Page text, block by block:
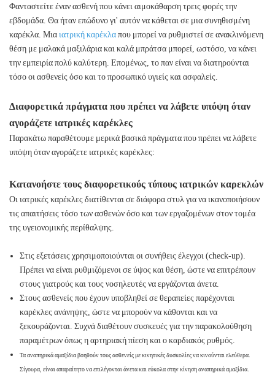
Φανταστείτε έναν ασθενή που κάνει αιμοκάθαρση τρεις φορές την
εβδομάδα. Θα ήταν επώδυνο γι' αυτόν να κάθεται σε μια συνηθισμένη
καρέκλα. Μιαιατρική καρέκλαπου μπορεί να ρυθμιστεί σε ανακλινόμενη
θέση με μαλακά μαξιλάρια και καλά μπράτσα μπορεί, ωστόσο, να κάνει
την εμπειρία πολύ καλύτερη. Επομένως, το παν είναι να διατηρούνται
τόσο οι ασθενείς όσο και το προσωπικό υγιείς και ασφαλείς.
Διαφορετικά πράγματα που πρέπει να λάβετε υπόψη όταν
αγοράζετε ιατρικές καρέκλες
Παρακάτω παραθέτουμε μερικά βασικά πράγματα που πρέπει να λάβετε
υπόψη όταν αγοράζετε ιατρικές καρέκλες:
Κατανοήστε τους διαφορετικούς τύπους ιατρικών καρεκλών
Οι ιατρικές καρέκλες διατίθενται σε διάφορα στυλ για να ικανοποιήσουν
τις απαιτήσεις τόσο των ασθενών όσο και των εργαζομένων στον τομέα
της υγειονομικής περίθαλψης.
Στις εξετάσεις χρησιμοποιούνται οι συνήθεις έλεγχοι (check-up).
Πρέπει να είναι ρυθμιζόμενοι σε ύψος και θέση, ώστε να επιτρέπουν
στους γιατρούς και τους νοσηλευτές να εργάζονται άνετα.
Στους ασθενείς που έχουν υποβληθεί σε θεραπείες παρέχονται
καρέκλες ανάνηψης, ώστε να μπορούν να κάθονται και να
ξεκουράζονται. Συχνά διαθέτουν συσκευές για την παρακολούθηση
παραμέτρων όπως η αρτηριακή πίεση και ο καρδιακός ρυθμός.
Τα αναπηρικά αμαξίδια βοηθούν τους ασθενείς με κινητικές δυσκολίες να κινούνται ελεύθερα.
Σίγουρα, είναι απαραίτητο να επιλέγονται άνετα και εύκολα στην κίνηση αναπηρικά αμαξίδια.